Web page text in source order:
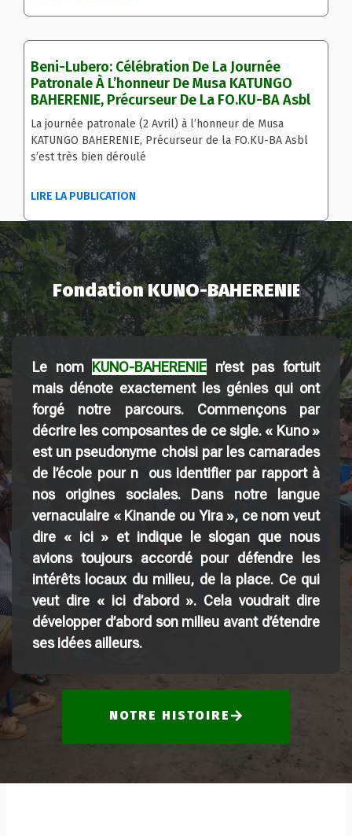
Beni-Lubero: Célébration De La Journée
Patronale À L’honneur De Musa KATUNGO
BAHERENIE, Précurseur De La FO.KU-BA Asbl
La journée patronale (2 Avril) à l’honneur de Musa
KATUNGO BAHERENIE, Précurseur de la FO.KU-BA Asbl
s’est très bien déroulé
LIRE LA PUBLICATION
FondationKUNO-BAHERENI
Le nom KUNO-BAHERENIE n’est pas fortuit
mais dénote exactement les génies qui ont
forgé notre parcours. Commençons par
décrire les composantes de ce sigle. « Kuno»
est un pseudonyme choisi par les camarades
de l’école pour n ous identifier par rapport à
nos origines sociales. Dans notre langue
vernaculaire « Kinande ou Yira », ce nom veut
dire « ici » et indique le slogan que nous
avions toujours accordé pour défendre les
intérêts locaux du milieu, de la place. Ce qui
veut dire « ici d’abord ». Cela voudrait dire
développer d’abord son milieu avant d’étendre
ses idées ailleurs.
NOTRE HISTOIRE